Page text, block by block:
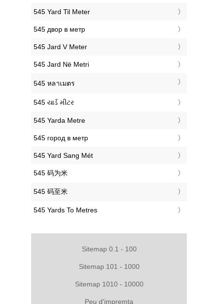
‎545 Yard Til Meter
‎545 двор в метр
‎545 Jard V Meter
‎545 Jard Në Metri
‎545 หลาเมตร
‎545 યાર્ડ મીટર
‎545 Yarda Metre
‎545 город в метр
‎545 Yard Sang Mét
‎545 码为米
‎545 码至米
‎545 Yards To Metres
Sitemap 0.1 - 100
Sitemap 101 - 1000
Sitemap 1010 - 10000
Peu d'impremta